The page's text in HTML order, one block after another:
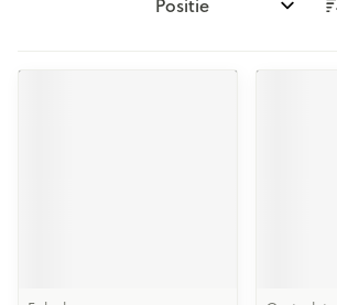
Sorteer op: